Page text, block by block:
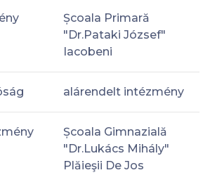
Școala Primară
"Dr.Pataki József"
Iacobeni
alárendelt intézmény
Școala Gimnazială
"Dr.Lukács Mihály"
Plăieşii De Jos